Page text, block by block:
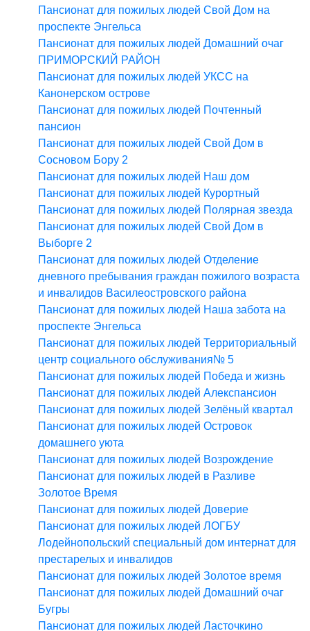
Пансионат для пожилых людей Свой Дом на
проспекте Энгельса
Пансионат для пожилых людей Домашний очаг
ПРИМОРСКИЙ РАЙОН
Пансионат для пожилых людей УКСС на
Канонерском острове
Пансионат для пожилых людей Почтенный
пансион
Пансионат для пожилых людей Свой Дом в
Сосновом Бору 2
Пансионат для пожилых людей Наш дом
Пансионат для пожилых людей Курортный
Пансионат для пожилых людей Полярная звезда
Пансионат для пожилых людей Свой Дом в
Выборге 2
Пансионат для пожилых людей Отделение
дневного пребывания граждан пожилого возраста
и инвалидов Василеостровского района
Пансионат для пожилых людей Наша забота на
проспекте Энгельса
Пансионат для пожилых людей Территориальный
центр социального обслуживания№ 5
Пансионат для пожилых людей Победа и жизнь
Пансионат для пожилых людей Алекспансион
Пансионат для пожилых людей Зелёный квартал
Пансионат для пожилых людей Островок
домашнего уюта
Пансионат для пожилых людей Возрождение
Пансионат для пожилых людей в Разливе
Золотое Время
Пансионат для пожилых людей Доверие
Пансионат для пожилых людей ЛОГБУ
Лодейнопольский специальный дом интернат для
престарелых и инвалидов
Пансионат для пожилых людей Золотое время
Пансионат для пожилых людей Домашний очаг
Бугры
Пансионат для пожилых людей Ласточкино